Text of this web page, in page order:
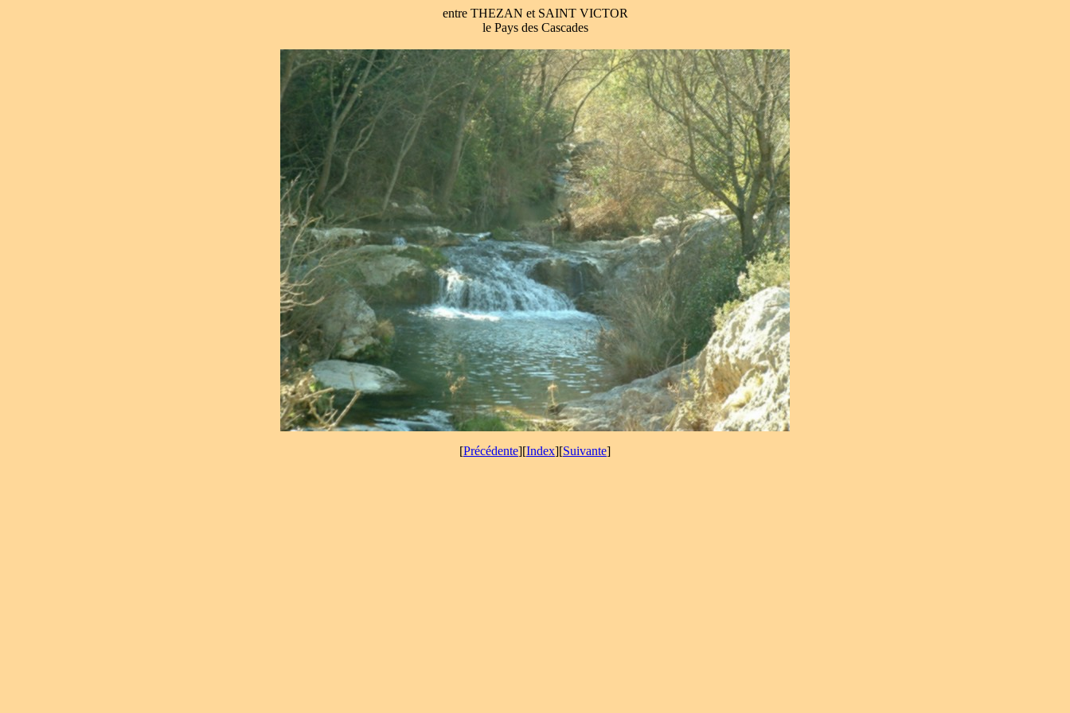
entre THEZAN et SAINT VICTOR
le Pays des Cascades
[Précédente][Index][Suivante]